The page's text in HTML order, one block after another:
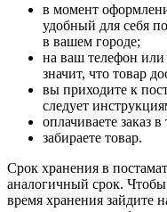
в момент
удобный для себя
в вашем городе;
на ваш телефон
значит, что товар
вы приходите к
следует
оплачиваете заказ
забираете товар.
Срок хранения в
аналогичный срок.
время хранения зайдите